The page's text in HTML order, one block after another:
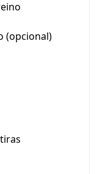
(opcional)